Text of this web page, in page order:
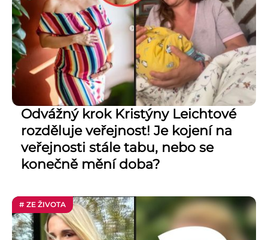
Odvážný krok Kristýny Leichtové
rozděluje veřejnost! Je kojení na
veřejnosti stále tabu, nebo se
konečně mění doba?
# ZE ŽIVOTA